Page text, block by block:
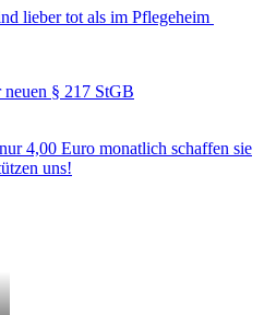
lieber tot als im Pflegeheim
neuen § 217 StGB
4,00 Euro monatlich schaffen sie
uns!